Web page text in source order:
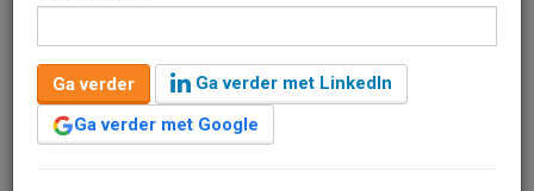
De verbouwing van de Amsterdamse raadzaal valt flink
duurder uit dan eerder begroot. In 2023 werd
uitgegaan van 3 miljoen euro, nu blijken de kosten
Ga verder
Ga verder met LinkedIn
Ga verder met Google